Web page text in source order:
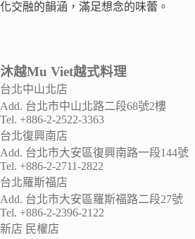
化交融的韻涵，滿足想念的味蕾。
沐越Mu Viet越式料理
台北中山北店
Add. 台北市中山北路二段68號2樓
Tel. +886-2-2522-3363
台北復興南店
Add. 台北市大安區復興南路一段144號
Tel. +886-2-2711-2822
台北羅斯福店
Add. 台北市大安區羅斯福路二段27號
Tel. +886-2-2396-2122
新店 民權店